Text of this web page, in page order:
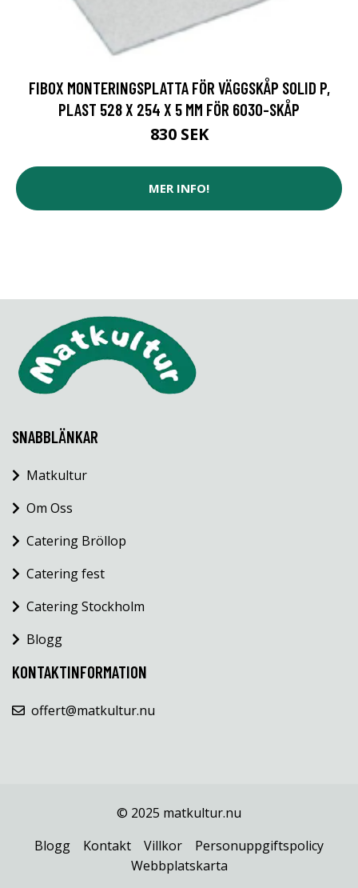
FIBOX MONTERINGSPLATTA FÖR VÄGGSKÅP SOLID P,
PLAST 528 X 254 X 5 MM FÖR 6030-SKÅP
830 SEK
MER INFO!
SNABBLÄNKAR
Matkultur
Om Oss
Catering Bröllop
Catering fest
Catering Stockholm
Blogg
KONTAKTINFORMATION
offert@matkultur.nu
© 2025 matkultur.nu
Blogg
Kontakt Villkor
Personuppgiftspolicy
Webbplatskarta